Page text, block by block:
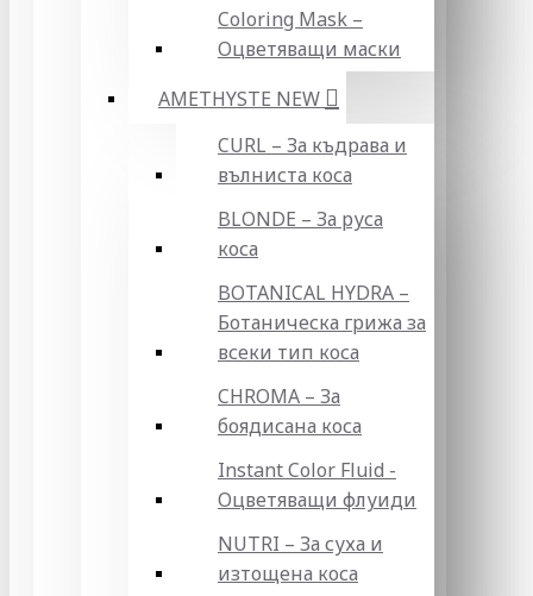
Coloring Mask –
Оцветяващи маски
AMETHYSTE NEW
CURL – За къдрава и
вълниста коса
BLONDE – За руса
коса
BOTANICAL HYDRA –
Ботаническа грижа за
всеки тип коса
CHROMA – За
боядисана коса
Instant Color Fluid -
Оцветяващи флуиди
NUTRI – За суха и
изтощена коса